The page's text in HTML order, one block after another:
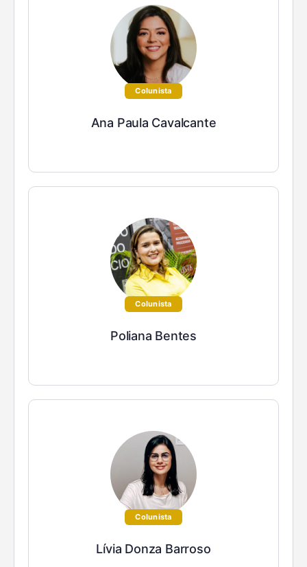
Colunista
Ana Paula Cavalcante
Colunista
Poliana Bentes
Colunista
Lívia Donza Barroso